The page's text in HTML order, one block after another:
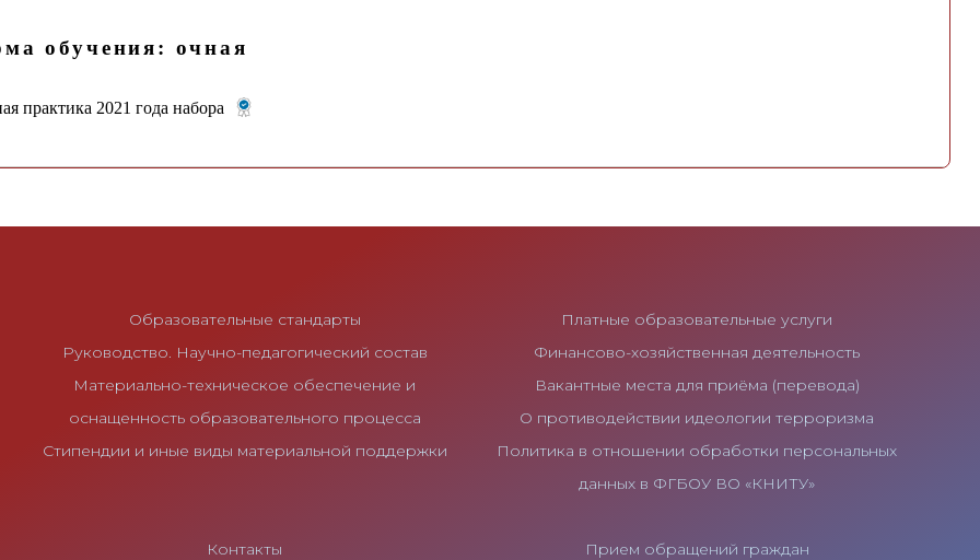
обучения: очная
практика 2021 года набора
Образовательные стандарты
Руководство. Научно-педагогический состав
Материально-техническое обеспечение и
оснащенность образовательного процесса
Стипендии и иные виды материальной поддержки
Платные образовательные услуги
Финансово-хозяйственная деятельность
Вакантные места для приёма (перевода)
О противодействии идеологии терроризма
Политика в отношении обработки персональных
данных в ФГБОУ ВО «КНИТУ»
Контакты Прием обращений граждан